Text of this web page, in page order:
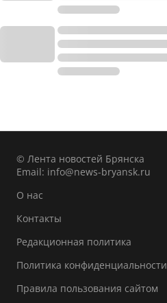
© Лента новостей Брянска
Email: info@news-bryansk.ru
О нас
Контакты
Редакционная политика
Политика конфиденциальности
Правила пользования сайтом